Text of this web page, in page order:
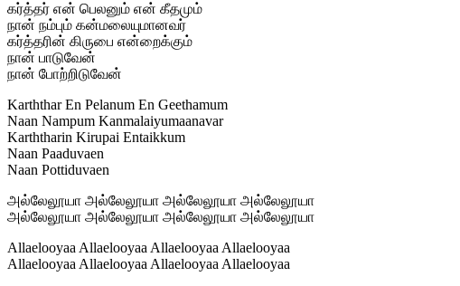
கர்த்தர் என் பெலனும் என் கீதமும்
நான் நம்பும் கன்மலையுமானவர்
கர்த்தரின் கிருபை என்றைக்கும்
நான் பாடுவேன்
நான் போற்றிடுவேன்
Karththar En Pelanum En Geethamum
Naan Nampum Kanmalaiyumaanavar
Karththarin Kirupai Entaikkum
Naan Paaduvaen
Naan Pottiduvaen
அல்லேலூயா அல்லேலூயா அல்லேலூயா அல்லேலூயா
அல்லேலூயா அல்லேலூயா அல்லேலூயா அல்லேலூயா
Allaelooyaa Allaelooyaa Allaelooyaa Allaelooyaa
Allaelooyaa Allaelooyaa Allaelooyaa Allaelooyaa